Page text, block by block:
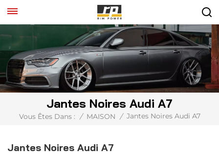
Jantes Noires Audi A7
Vous Êtes Dans : / MAISON / Jantes Noires Audi A7
Jantes Noires Audi A7